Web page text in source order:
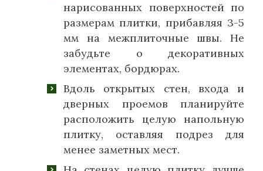
нарисованных поверхностей по
размерам плитки, прибавляя 3-5
мм на межплиточные швы. Не
забудьте о декоративных
элементах, бордюрах.
Вдоль открытых стен, входа и
дверных проемов планируйте
расположить целую напольную
плитку, оставляя подрез для
менее заметных мест.